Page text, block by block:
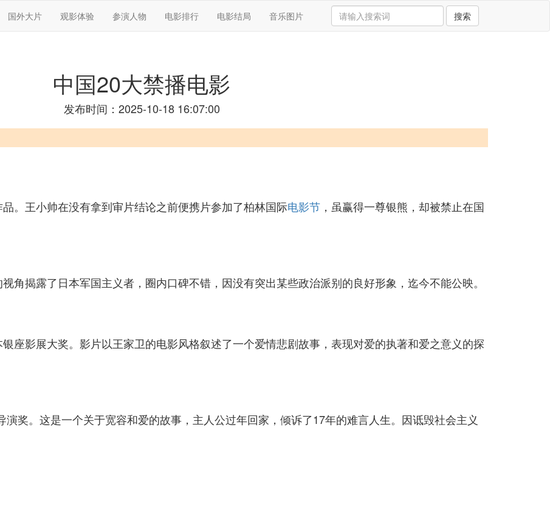
国外大片 观影体验 参演人物 电影排行 电影结局 音乐图片 搜索
中国20大禁播电影
发布时间：2025-10-18 16:07:00
。王小帅在没有拿到审片结论之前便携片参加了柏林国际电影节 ，虽赢得一尊银熊，却被禁止在国
角揭露了日本军国主义者，圈内口碑不错，因没有突出某些政治派别的良好形象，迄今不能公映。
座影展大奖。影片以王家卫的电影风格叙述了一个爱情悲剧故事，表现对爱的执著和爱之意义的探
奖。这是一个关于宽容和爱的故事，主人公过年回家，倾诉了17年的难言人生。因诋毁社会主义